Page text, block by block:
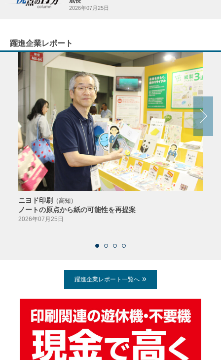
2026年07月25日
躍進企業レポート
ニヨド印刷 （高知）
ノートの原点から紙の可能性を再提案
2026年07月25日
躍進企業レポート一覧へ